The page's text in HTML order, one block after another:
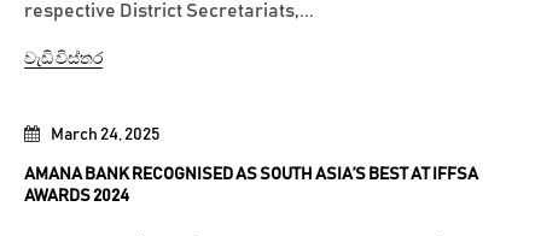
March 24, 2025
AMANA BANK RECOGNISED AS SOUTH ASIA’S BEST AT IFFSA
AWARDS 2024
respective District Secretariats,...
වැඩි විස්තර